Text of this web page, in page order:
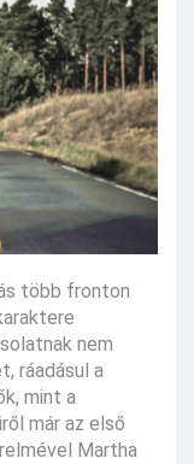
több fronton
nem
ráadásul a
mint a
már az első
Martha